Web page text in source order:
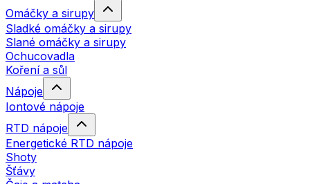
Omáčky a sirupy
Sladké omáčky a sirupy
Slané omáčky a sirupy
Ochucovadla
Koření a sůl
Nápoje
Iontové nápoje
RTD nápoje
Energetické RTD nápoje
Shoty
Šťávy